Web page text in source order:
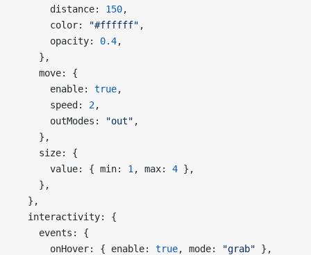
      distance:
150,
      color:
"#ffffff" ,
      opacity:
0.4,
    },
    move: {
      enable:
true,
      speed:
2,
      outModes:
"out" ,
    },
    size: {
      value: { min:
1 , max: 4 },
    },
  },
  interactivity: {
    events: {
      onHover: { enable:
true, mode: "grab" },